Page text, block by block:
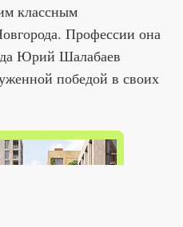
классным
Профессии она
Юрий Шалабаев
победой в своих